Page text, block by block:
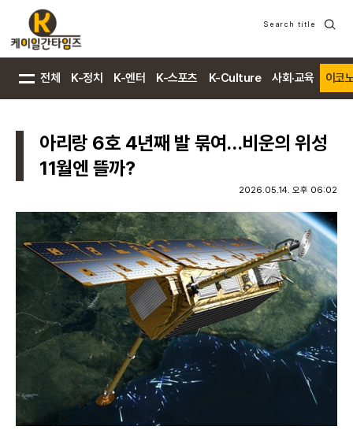
Search title
검
전체 K-정치 K-엔터 K-스포츠 K-Culture 사회·교육 이코
아리랑 6호 4년째 발 묶여…비운의 위성
11월엔 뜰까?
2026.05.14. 오후 06:02